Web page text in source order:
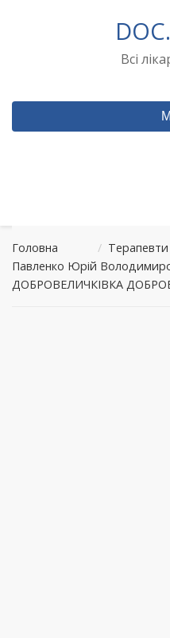
Всі
Головна / Терапевти
Павленко Юрій
ДОБРОВЕЛИЧКІВКА